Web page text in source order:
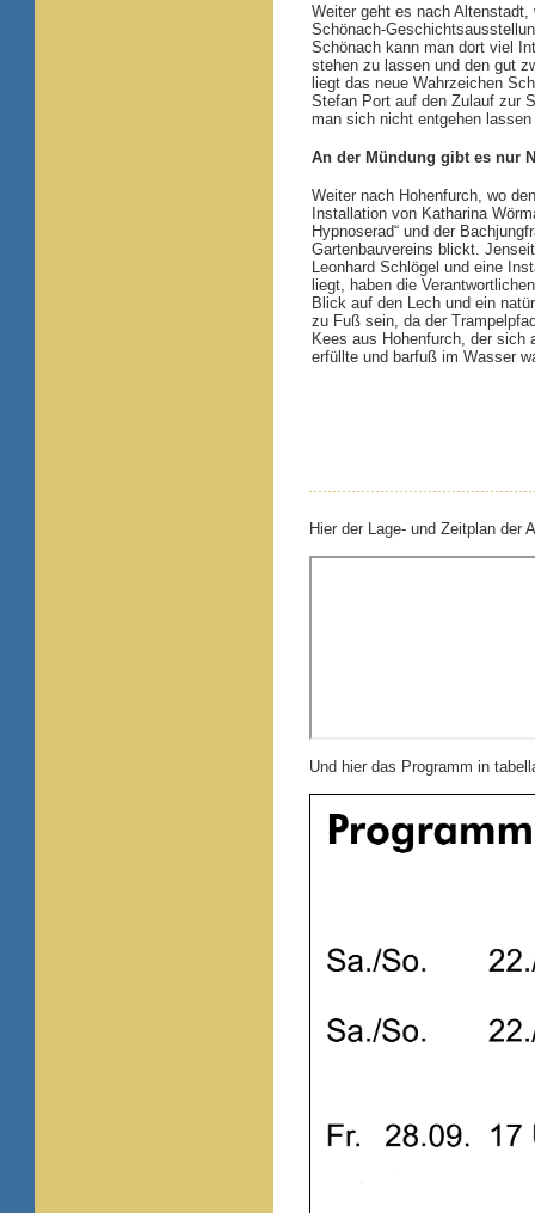
Weiter geht es nach
Schönach-
Schönach kann man dort viel
stehen zu lassen und den gut
liegt das neue Wahrzeichen
Stefan Port auf den Zulauf zur
man sich nicht entgehen
An der Mündung gibt es nur
Weiter nach Hohenfurch, wo
Installation von Katharina
Hypnoserad“ und der
Gartenbauvereins blickt.
Leonhard Schlögel und eine
liegt, haben die
Blick auf den Lech und ein
zu Fuß sein, da der
Kees aus Hohenfurch, der sich
erfüllte und barfuß im Wasser
Hier der Lage- und Zeitplan der
Und hier das Programm in